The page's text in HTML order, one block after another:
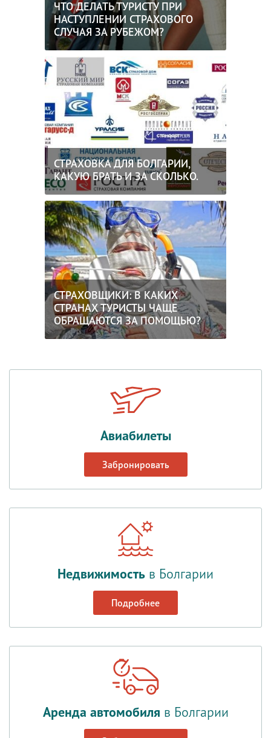
ЧТО ДЕЛАТЬ ТУРИСТУ ПРИ
НАСТУПЛЕНИИ СТРАХОВОГО
СЛУЧАЯ ЗА РУБЕЖОМ?
СТРАХОВКА ДЛЯ БОЛГАРИИ,
КАКУЮ БРАТЬ И ЗА СКОЛЬКО.
СТРАХОВЩИКИ: В КАКИХ
СТРАНАХ ТУРИСТЫ ЧАЩЕ
ОБРАЩАЮТСЯ ЗА ПОМОЩЬЮ?
Авиабилеты
Забронировать
Недвижимость в Болгарии
Подробнее
Аренда автомобиля в Болгарии